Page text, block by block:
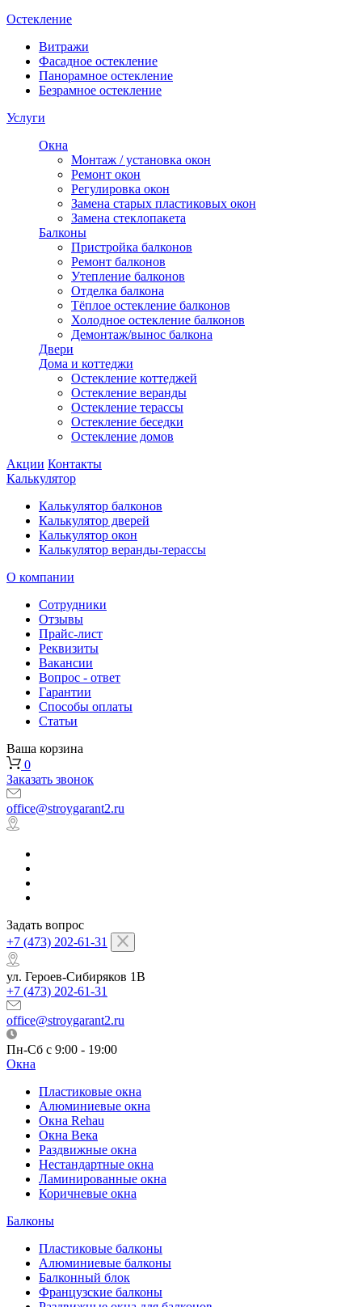
Остекление
Витражи
Фасадное остекление
Панорамное остекление
Безрамное остекление
Услуги
Окна
Монтаж / установка окон
Ремонт окон
Регулировка окон
Замена старых пластиковых окон
Замена стеклопакета
Балконы
Пристройка балконов
Ремонт балконов
Утепление балконов
Отделка балкона
Тёплое остекление балконов
Холодное остекление балконов
Демонтаж/вынос балкона
Двери
Дома и коттеджи
Остекление коттеджей
Остекление веранды
Остекление терассы
Остекление беседки
Остекление домов
Акции Контакты
Калькулятор
Калькулятор балконов
Калькулятор дверей
Калькулятор окон
Калькулятор веранды-терассы
О компании
Сотрудники
Отзывы
Прайс-лист
Реквизиты
Вакансии
Вопрос - ответ
Гарантии
Способы оплаты
Статьи
Ваша корзина
0
Заказать звонок
office@stroygarant2.ru
Задать вопрос
+7 (473) 202-61-31
ул. Героев-Сибиряков 1В
+7 (473) 202-61-31
office@stroygarant2.ru
Пн-Сб с 9:00 - 19:00
Окна
Пластиковые окна
Алюминиевые окна
Окна Rehau
Окна Века
Раздвижные окна
Нестандартные окна
Ламинированные окна
Коричневые окна
Балконы
Пластиковые балконы
Алюминиевые балконы
Балконный блок
Французские балконы